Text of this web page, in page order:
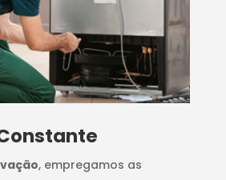
, empregamos as